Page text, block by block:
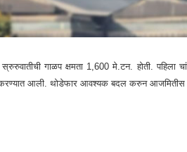
गाळप क्षमता 1,600 मे.टन. होती.
करण्यात आली. थोडेफार आवश्यक बदल करुन